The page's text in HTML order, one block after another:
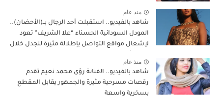
منذ عام
شاهد بالفيديو.. استقبلت أحد الرجال بــ(الأحضان)..
المودل السودانية الحسناء “علا الشريف” تعود
لإشعال مواقع التواصل بإطلالة مثيرة للجدل خلال
منذ عام
شاهد بالفيديو.. الفنانة رؤى محمد نعيم تقدم
رقصات مسرحية مثيرة والجمهور يقابل المقطع
بسخرية واسعة